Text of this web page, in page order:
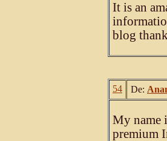
It is an
blog
54 De:
My name
premium